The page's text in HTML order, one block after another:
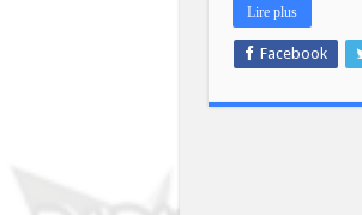
Lire plus
Facebook